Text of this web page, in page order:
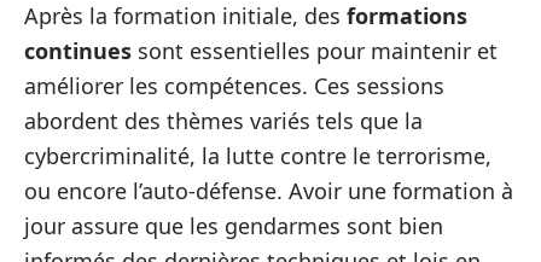
Après la formation initiale, des formations
continues sont essentielles pour maintenir et
améliorer les compétences. Ces sessions
abordent des thèmes variés tels que la
cybercriminalité, la lutte contre le terrorisme,
ou encore l’auto-défense. Avoir une formation à
jour assure que les gendarmes sont bien